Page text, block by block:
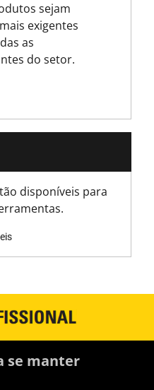
sejam
exigentes
as
do setor.
disponíveis para
se manter